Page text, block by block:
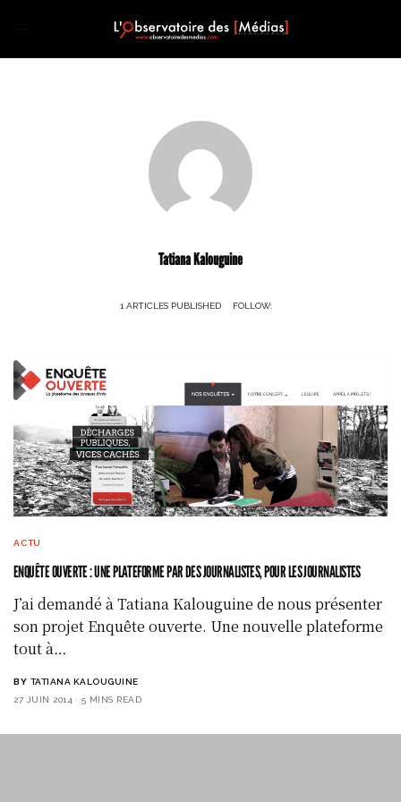
Tatiana Kalouguine
1 ARTICLES PUBLISHED FOLLOW:
ACTU
ENQUÊTE OUVERTE : UNE PLATEFORME PAR DES JOURNALISTES, POUR LES JOURNALISTES
J’ai demandé à Tatiana Kalouguine de nous présenter
son projet Enquête ouverte. Une nouvelle plateforme
tout à…
BY TATIANA KALOUGUINE
27 JUIN 2014
5 MINS READ